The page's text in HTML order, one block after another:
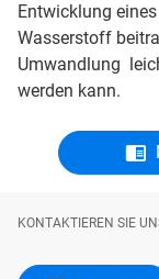
Entwicklung
Wasserstoff
Umwandlung
werden kann.
KONTAKTIEREN SIE